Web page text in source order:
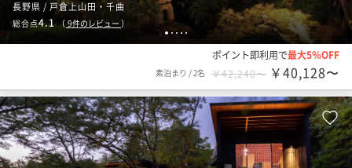
1 23 45
長野県 / 戸倉上山田・千曲
総合点4.1（ 9件のレビュー ）
ポイント即利用で最大5％OFF
素泊まり /2名 ￥42,240〜 ￥40,128〜